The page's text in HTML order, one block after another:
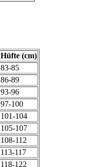
Hüfte (cm)
83-85
86-89
93-96
97-100
101-104
105-107
108-112
113-117
118-122